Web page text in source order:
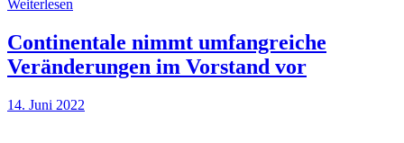
Weiterlesen
Continentale nimmt umfangreiche
Veränderungen im Vorstand vor
14. Juni 2022